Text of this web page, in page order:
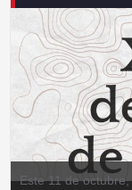
Este 11 de